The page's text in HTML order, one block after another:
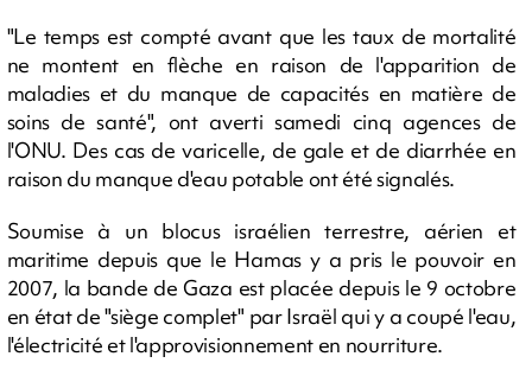
"Le temps est compté avant que les taux de mortalité
ne montent en flèche en raison de l'apparition de
maladies et du manque de capacités en matière de
soins de santé", ont averti samedi cinq agences de
l'ONU. Des cas de varicelle, de gale et de diarrhée en
raison du manque d'eau potable ont été signalés.
Soumise à un blocus israélien terrestre, aérien et
maritime depuis que le Hamas y a pris le pouvoir en
2007, la bande de Gaza est placée depuis le 9 octobre
en état de "siège complet" par Israël qui y a coupé l'eau,
l'électricité et l'approvisionnement en nourriture.